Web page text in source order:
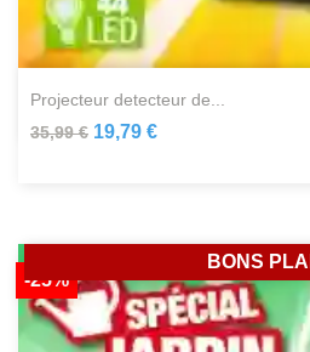
projecteur detecteur de...
35,99 € 19,79 €
-25%
BONS